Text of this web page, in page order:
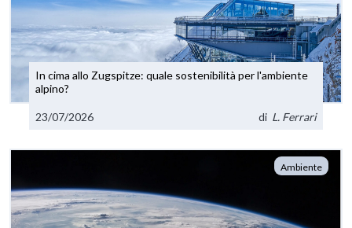
In cima allo Zugspitze: quale sostenibilità per l'ambiente
alpino?
23/07/2026 di L. Ferrari
Ambiente